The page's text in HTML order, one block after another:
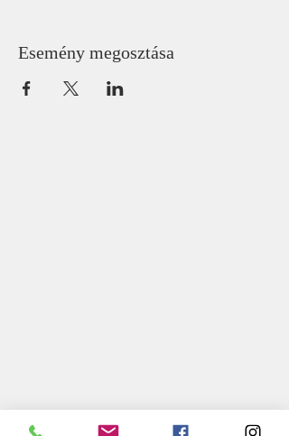
Esemény megosztása